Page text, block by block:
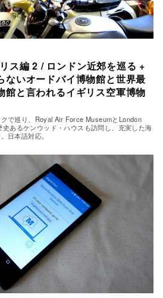
ス編 2 / ロンドン近郊を巡る +
ないオードバイ博物館と世界最
館と言われるイギリス空軍博物
で巡り、Royal Air Force MuseumとLondon
あるケンウッド・ハウスも訪問し、充実した海
日本語対応。